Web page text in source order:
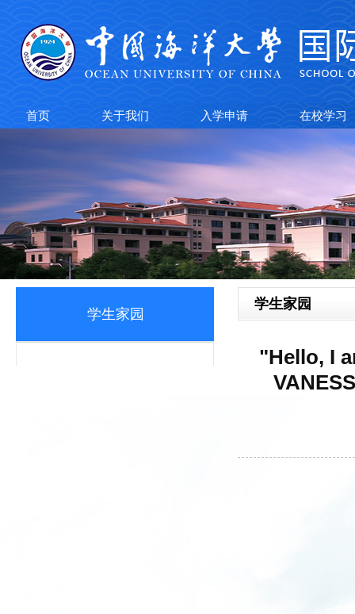
首页 关于我们 入学申请 在校学习
学生家园
学生家园
"Hello, I